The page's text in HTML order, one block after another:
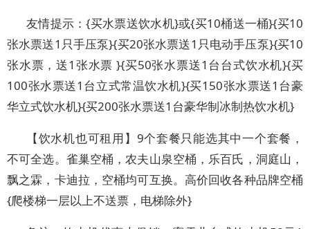
友情提示：{买水票送饮水机}或{买10桶送一桶}{买10
张水票送1只手压泵}{买20张水票送1只电动手压泵}{买10
张水票，送1张水票 }{买50张水票送1台台式饮水机}{买
100张水票送1台立式常温饮水机}{买150张水票送1台豪
华立式饮水机}{买200张水票送1台豪华制冰制热饮水机}
【饮水机也可租用】9个套餐只能选其中一个套餐，
不可全选。雀巢空桶，农夫山泉空桶，乐百氏，洞庭山，
飘之霖，卡迪拉，空桶均可互换。高价回收各种品牌空桶
{爬楼梯一层以上不送票，电梯除外}